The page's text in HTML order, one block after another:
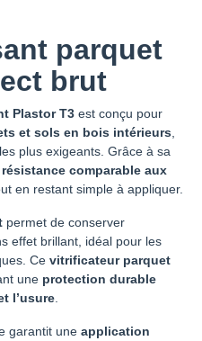
parquet
brut
Plastor T3 est conçu pour
et sols en bois intérieurs
plus exigeants. Grâce à sa
résistance comparable aux
en restant simple à appliquer.
permet de conserver
effet brillant, idéal pour les
Ce vitrificateur parquet
une protection durable
l’usure
garantit une application